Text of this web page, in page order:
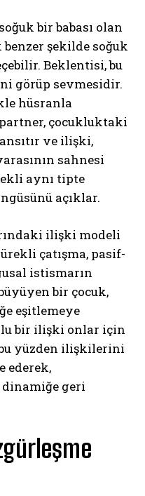
bir babası olan
benzer şekilde soğuk
Beklentisi, bu
görüp sevmesidir.
hüsranla
çocukluktaki
ve ilişki,
sahnesi
aynı tipte
açıklar.
ilişki modeli
çatışma, pasif-
istismarın
bir çocuk,
eşitlemeye
bir ilişki onlar için
yüzden ilişkilerini
ederek,
geri